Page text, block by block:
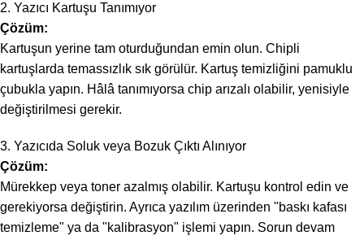
2. Yazıcı Kartuşu Tanımıyor
Çözüm:
Kartuşun yerine tam oturduğundan emin olun. Chipli
kartuşlarda temassızlık sık görülür. Kartuş temizliğini pamuklu
çubukla yapın. Hâlâ tanımıyorsa chip arızalı olabilir, yenisiyle
değiştirilmesi gerekir.
3. Yazıcıda Soluk veya Bozuk Çıktı Alınıyor
Çözüm:
Mürekkep veya toner azalmış olabilir. Kartuşu kontrol edin ve
gerekiyorsa değiştirin. Ayrıca yazılım üzerinden "baskı kafası
temizleme" ya da "kalibrasyon" işlemi yapın. Sorun devam